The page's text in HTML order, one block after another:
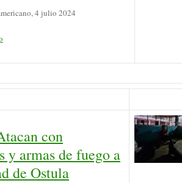
4 julio 2024
con
y armas de fuego a
de Ostula